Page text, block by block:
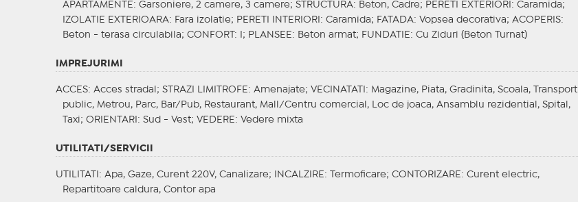
APARTAMENTE : Garsoniere, 2 camere, 3 camere; STRUCTURA: Beton, Cadre; PERETI EXTERIORI : Caramida;
IZOLATIE EXTERIOARA: Fara izolatie; PERETI INTERIORI : Caramida; FATADA: Vopsea decorativa; ACOPERIS:
Beton - terasa circulabila; CONFORT : I; PLANSEE : Beton armat; FUNDATIE : Cu Ziduri (Beton Turnat)
IMPREJURIMI
ACCES: Acces stradal; STRAZI LIMITROFE : Amenajate; VECINATATI
: Magazine, Piata, Gradinita, Scoala, Transport
public, Metrou, Parc, Bar/Pub, Restaurant, Mall/Centru comercial, Loc de joaca, Ansamblu rezidential, Spital,
Taxi; ORIENTARI : Sud - Vest; VEDERE : Vedere mixta
UTILITATI/SERVICII
UTILITATI : Apa, Gaze, Curent 220V, Canalizare; INCALZIRE : Termoficare; CONTORIZARE : Curent electric,
Repartitoare caldura, Contor apa